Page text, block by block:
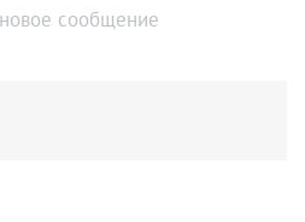
сообщение